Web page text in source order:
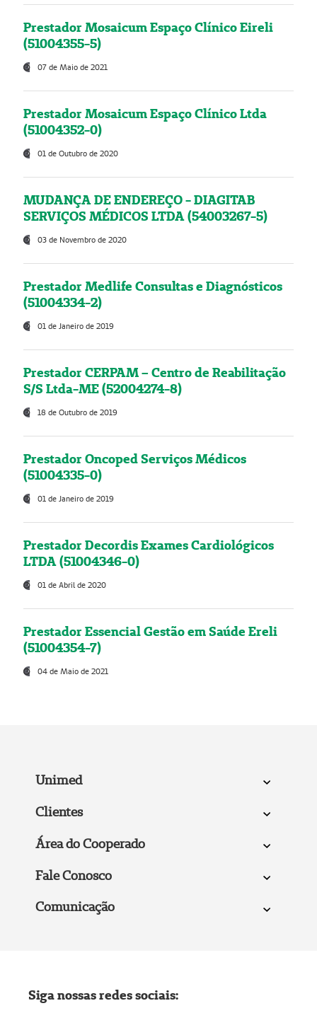
Prestador Mosaicum Espaço Clínico Eireli
(51004355-5)
07 de Maio de 2021
Prestador Mosaicum Espaço Clínico Ltda
(51004352-0)
01 de Outubro de 2020
MUDANÇA DE ENDEREÇO - DIAGITAB
SERVIÇOS MÉDICOS LTDA (54003267-5)
03 de Novembro de 2020
Prestador Medlife Consultas e Diagnósticos
(51004334-2)
01 de Janeiro de 2019
Prestador CERPAM – Centro de Reabilitação
S/S Ltda-ME (52004274-8)
18 de Outubro de 2019
Prestador Oncoped Serviços Médicos
(51004335-0)
01 de Janeiro de 2019
Prestador Decordis Exames Cardiológicos
LTDA (51004346-0)
01 de Abril de 2020
Prestador Essencial Gestão em Saúde Ereli
(51004354-7)
04 de Maio de 2021
Unimed
Clientes
Área do Cooperado
Fale Conosco
Comunicação
Siga nossas redes sociais: